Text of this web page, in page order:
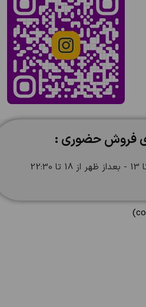
فروش حضوری :